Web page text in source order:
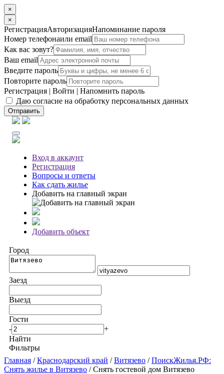
×
×
РегистрацияАвторизацияНапоминание пароля
Номер телефонаили email
Как вас зовут?
Ваш email
Введите пароль
Повторите пароль
Регистрация | Войти | Напомнить пароль
Даю согласие на обработку персональных данных
Отправить
Вход в аккаунт
Регистрация
Вопросы и ответы
Как сдать жилье
Добавить на главный экран
Добавить объект
Город
Заезд
Выезд
Гости
-
+
Найти
Фильтры
Главная /Краснодарский край /Витязево /ПоискЖилья.РФ:
Снять жилье в Витязево / Снять гостевой дом Витязево